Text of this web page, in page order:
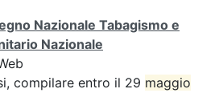
Nazionale Tabagismo e
Nazionale
compilare entro il 29 maggio